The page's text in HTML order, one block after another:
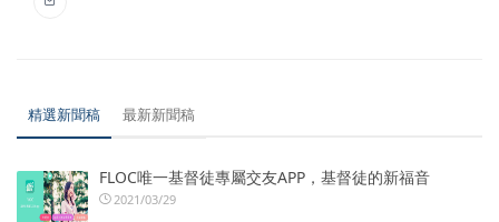
精選新聞稿 最新新聞稿
FLOC唯一基督徒專屬交友APP，基督徒的新福音
2021/03/29